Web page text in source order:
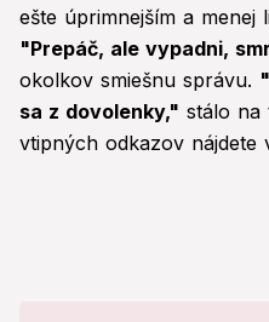
ešte úprimnejším a menej
"Prepáč, ale vypadni,
okolkov smiešnu správu.
sa z dovolenky," stálo na
vtipných odkazov nájdete